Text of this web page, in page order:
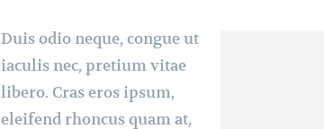
Duis odio neque, congue ut
iaculis nec, pretium vitae
libero. Cras eros ipsum,
eleifend rhoncus quam at,